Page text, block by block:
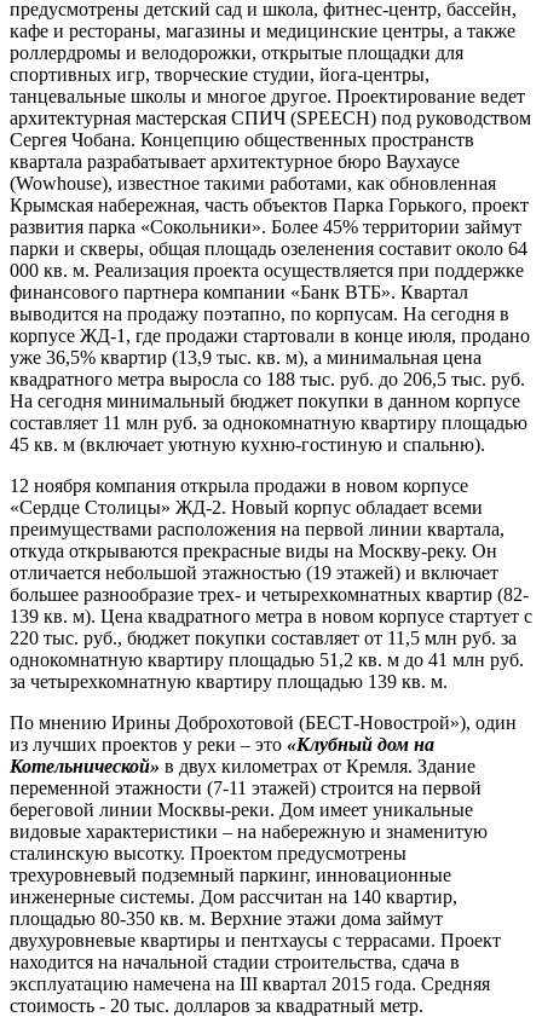
предусмотрены детский сад и школа, фитнес-центр, бассейн,
кафе и рестораны, магазины и медицинские центры, а также
роллердромы и велодорожки, открытые площадки для
спортивных игр, творческие студии, йога-центры,
танцевальные школы и многое другое. Проектирование ведет
архитектурная мастерская СПИЧ (SPEECH) под руководством
Сергея Чобана. Концепцию общественных пространств
квартала разрабатывает архитектурное бюро Ваухаусе
(Wowhouse), известное такими работами, как обновленная
Крымская набережная, часть объектов Парка Горького, проект
развития парка «Сокольники». Более 45% территории займут
парки и скверы, общая площадь озеленения составит около 64
000 кв. м. Реализация проекта осуществляется при поддержке
финансового партнера компании «Банк ВТБ». Квартал
выводится на продажу поэтапно, по корпусам. На сегодня в
корпусе ЖД-1, где продажи стартовали в конце июля, продано
уже 36,5% квартир (13,9 тыс. кв. м), а минимальная цена
квадратного метра выросла со 188 тыс. руб. до 206,5 тыс. руб.
На сегодня минимальный бюджет покупки в данном корпусе
составляет 11 млн руб. за однокомнатную квартиру площадью
45 кв. м (включает уютную кухню-гостиную и спальню).
12 ноября компания открыла продажи в новом корпусе
«Сердце Столицы» ЖД-2. Новый корпус обладает всеми
преимуществами расположения на первой линии квартала,
откуда открываются прекрасные виды на Москву-реку. Он
отличается небольшой этажностью (19 этажей) и включает
большее разнообразие трех- и четырехкомнатных квартир (82-
139 кв. м). Цена квадратного метра в новом корпусе стартует с
220 тыс. руб., бюджет покупки составляет от 11,5 млн руб. за
однокомнатную квартиру площадью 51,2 кв. м до 41 млн руб.
за четырехкомнатную квартиру площадью 139 кв. м.
По мнению Ирины Доброхотовой (БЕСТ-Новострой»), один
из лучших проектов у реки – это «Клубный дом на
Котельнической» в двух километрах от Кремля. Здание
переменной этажности (7-11 этажей) строится на первой
береговой линии Москвы-реки. Дом имеет уникальные
видовые характеристики – на набережную и знаменитую
сталинскую высотку. Проектом предусмотрены
трехуровневый подземный паркинг, инновационные
инженерные системы. Дом рассчитан на 140 квартир,
площадью 80-350 кв. м. Верхние этажи дома займут
двухуровневые квартиры и пентхаусы с террасами. Проект
находится на начальной стадии строительства, сдача в
эксплуатацию намечена на III квартал 2015 года. Средняя
стоимость - 20 тыс. долларов за квадратный метр.